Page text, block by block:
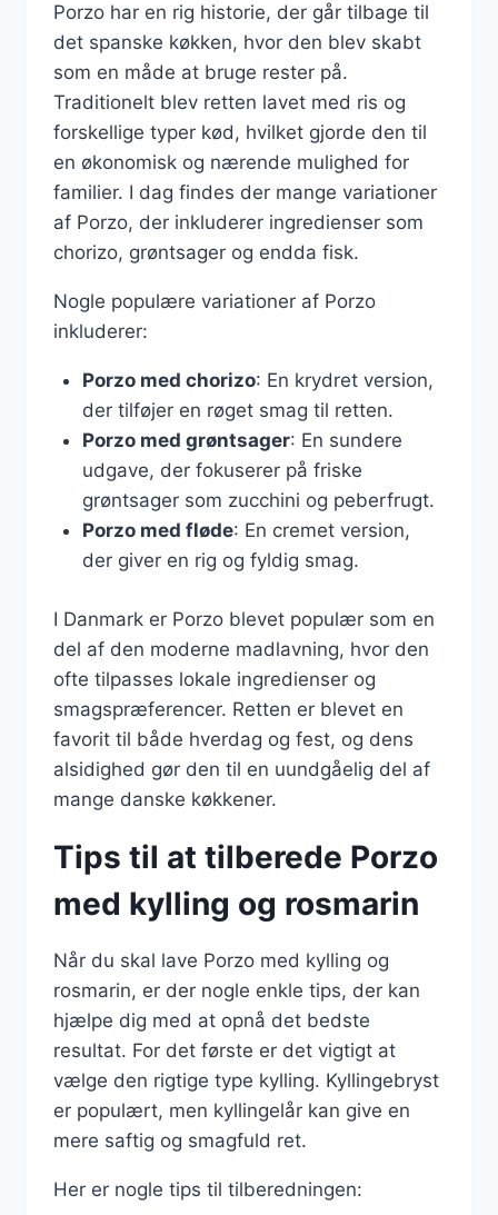
Porzo har en rig historie, der går tilbage til
det spanske køkken, hvor den blev skabt
som en måde at bruge rester på.
Traditionelt blev retten lavet med ris og
forskellige typer kød, hvilket gjorde den til
en økonomisk og nærende mulighed for
familier. I dag findes der mange variationer
af Porzo, der inkluderer ingredienser som
chorizo, grøntsager og endda fisk.
Nogle populære variationer af Porzo
inkluderer:
Porzo med chorizo: En krydret version,
der tilføjer en røget smag til retten.
Porzo med grøntsager: En sundere
udgave, der fokuserer på friske
grøntsager som zucchini og peberfrugt.
Porzo med fløde: En cremet version,
der giver en rig og fyldig smag.
I Danmark er Porzo blevet populær som en
del af den moderne madlavning, hvor den
ofte tilpasses lokale ingredienser og
smagspræferencer. Retten er blevet en
favorit til både hverdag og fest, og dens
alsidighed gør den til en uundgåelig del af
mange danske køkkener.
Tips til at tilberede Porzo
med kylling og rosmarin
Når du skal lave Porzo med kylling og
rosmarin, er der nogle enkle tips, der kan
hjælpe dig med at opnå det bedste
resultat. For det første er det vigtigt at
vælge den rigtige type kylling. Kyllingebryst
er populært, men kyllingelår kan give en
mere saftig og smagfuld ret.
Her er nogle tips til tilberedningen: